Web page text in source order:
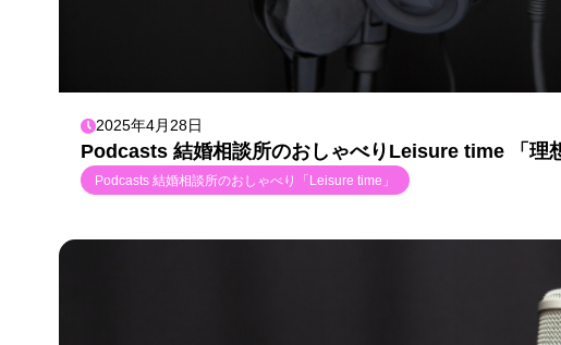
2025年4月28日
Podcasts 結婚相談所のおしゃべりLeisure time 「理
Podcasts 結婚相談所のおしゃべり「Leisure time」